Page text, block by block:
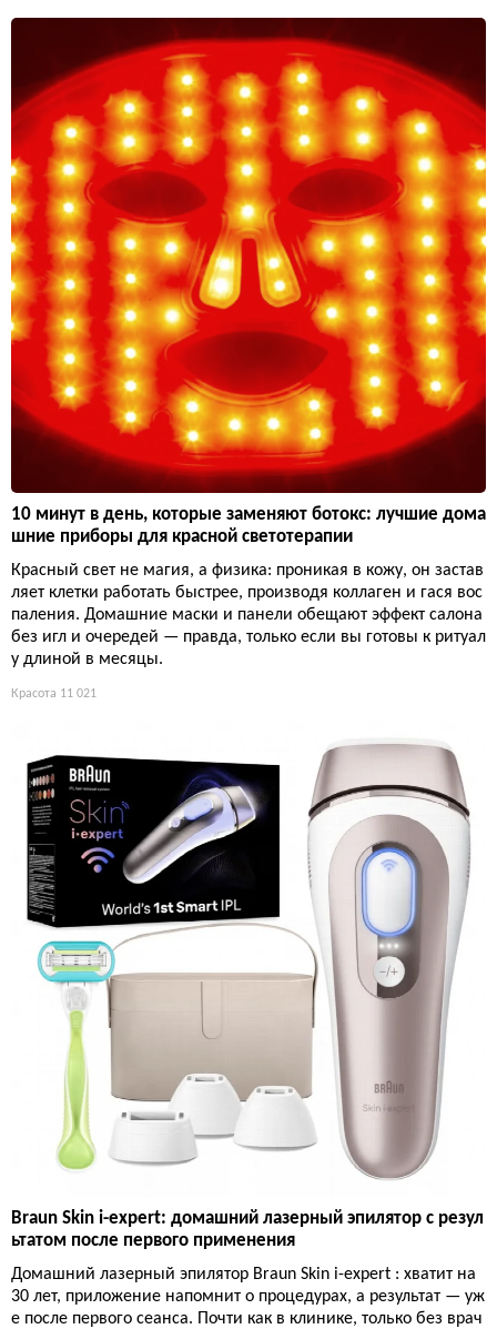
10 минут в день, которые заменяют ботокс: лучшие дома
шние приборы для красной светотерапии
Красный свет не магия, а физика: проникая в кожу, он застав
ляет клетки работать быстрее, производя коллаген и гася вос
паления. Домашние маски и панели обещают эффект салона
без игл и очередей — правда, только если вы готовы к ритуал
у длиной в месяцы.
Красота 11 021
Braun Skin i-expert: домашний лазерный эпилятор с резул
ьтатом после первого применения
Домашний лазерный эпилятор Braun Skin i-expert : хватит на
30 лет, приложение напомнит о процедурах, а результат — уж
е после первого сеанса. Почти как в клинике, только без врач